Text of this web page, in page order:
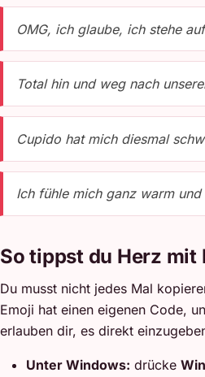
OMG, ich glaube, ich stehe
Total hin und weg nach
Cupido hat mich diesmal
Ich fühle mich ganz warm
So tippst du Herz mit
Du musst nicht jedes Mal
Emoji hat einen eigenen Code,
erlauben dir, es direkt
Unter Windows: drücke